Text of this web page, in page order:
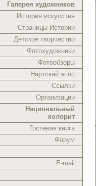
Галерея художников
История искусства
Страницы Истории
Детское творчество
Фотохудожники
Фотообзоры
Нартский эпос
Ссылки
Организации
Национальный
колорит
Гостевая книга
Форум
E-mail